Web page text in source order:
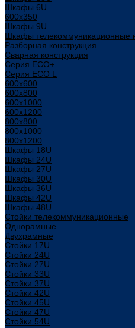
Шкафы 6U
600x350
Шкафы 9U
Шкафы телекоммуникационные
Разборная конструкция
Сварная конструкция
Серия ECO+
Серия ECO L
600x600
600x800
600х1000
600х1200
800x800
800х1000
800х1200
Шкафы 18U
Шкафы 24U
Шкафы 27U
Шкафы 30U
Шкафы 36U
Шкафы 42U
Шкафы 48U
Стойки телекоммуникационные
Однорамные
Двухрамные
Стойки 17U
Стойки 24U
Стойки 27U
Стойки 33U
Стойки 37U
Стойки 42U
Стойки 45U
Стойки 47U
Стойки 54U